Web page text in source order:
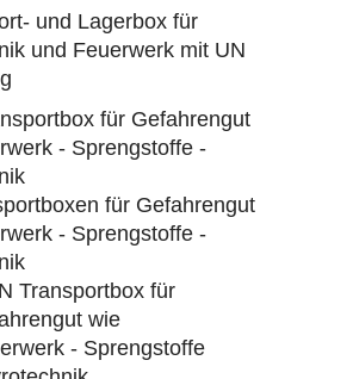
für Gefahrengut
- Sprengstoffe -